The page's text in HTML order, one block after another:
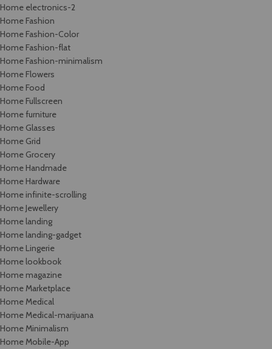
Home electronics-2
Home Fashion
Home Fashion-Color
Home Fashion-flat
Home Fashion-minimalism
Home Flowers
Home Food
Home Fullscreen
Home furniture
Home Glasses
Home Grid
Home Grocery
Home Handmade
Home Hardware
Home infinite-scrolling
Home Jewellery
Home landing
Home landing-gadget
Home Lingerie
Home lookbook
Home magazine
Home Marketplace
Home Medical
Home Medical-marijuana
Home Minimalism
Home Mobile-App